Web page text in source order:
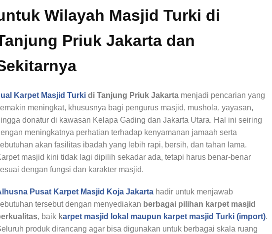
Wilayah Masjid Turki di
Priuk Jakarta dan
Karpet Masjid Turki di Tanjung Priuk Jakarta menjadi pencarian yang
meningkat, khususnya bagi pengurus masjid, mushola, yayasan,
donatur di kawasan Kelapa Gading dan Jakarta Utara. Hal ini seiring
meningkatnya perhatian terhadap kenyamanan jamaah serta
akan fasilitas ibadah yang lebih rapi, bersih, dan tahan lama.
masjid kini tidak lagi dipilih sekadar ada, tetapi harus benar-benar
dengan fungsi dan karakter masjid.
Pusat Karpet Masjid Koja Jakarta hadir untuk menjawab
tersebut dengan menyediakan berbagai pilihan karpet masjid
, baik karpet masjid lokal maupun karpet masjid Turki (import).
produk dirancang agar bisa digunakan untuk berbagai skala ruang